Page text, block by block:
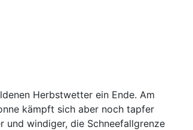
Herbstwetter ein Ende. Am
kämpft sich aber noch tapfer
und windiger, die Schneefallgrenze